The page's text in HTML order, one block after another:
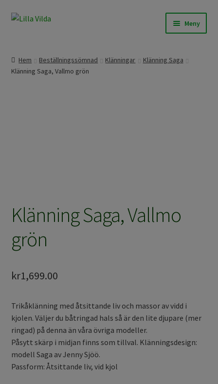
Hoppa
Hoppa
Meny
Beställningssömnad
Hem Beställningssömnad Klänningar
Klänning Saga
Klänning Saga, Vallmo grön
Klänning Saga, Vallmo
grön
kr1,699.00
Trikåklänning med åtsittande liv och massor av vidd i
kjolen. Väljer du båtringad hals så är den lite djupare (mer
ringad) på denna än våra övriga modeller.
Påsytt skärp i midjan finns som tillval. Klänningsdesign:
modell Saga av Jenny Sjöö.
Passform: Åtsittande liv, vid kjol